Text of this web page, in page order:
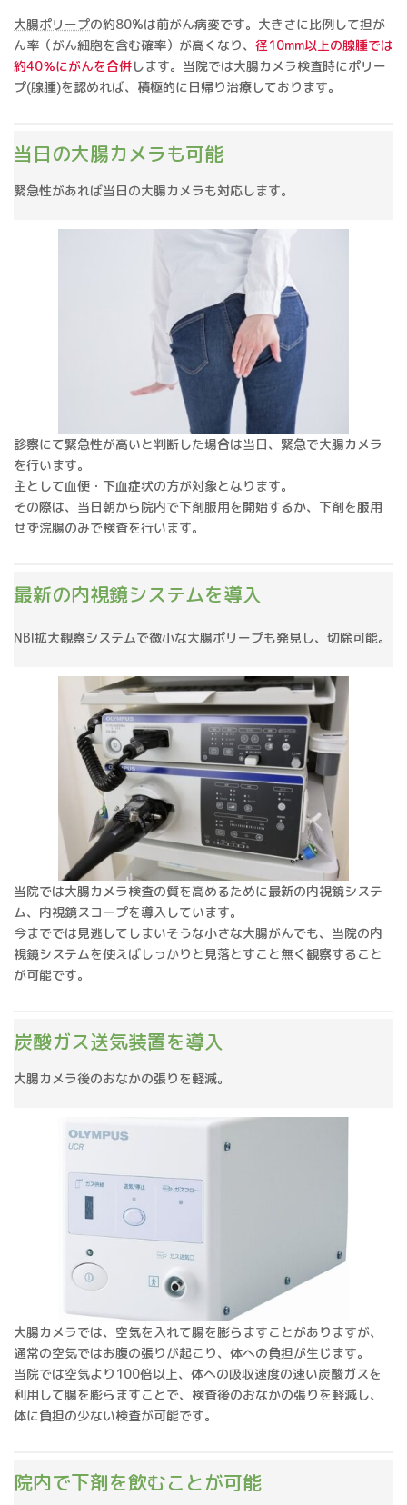
大腸ポリープの約80%は前がん病変です。大きさに比例して担が
ん率（がん細胞を含む確率）が高くなり、 径10mm以上の腺腫では
約40％にがんを合併します。当院では大腸カメラ検査時にポリー
プ(腺腫)を認めれば、積極的に日帰り治療しております。
当日の大腸カメラも可能
緊急性があれば当日の大腸カメラも対応します。
診察にて緊急性が高いと判断した場合は当日、緊急で大腸カメラ
を行います。
主として血便・下血症状の方が対象となります。
その際は、当日朝から院内で下剤服用を開始するか、下剤を服用
せず浣腸のみで検査を行います。
最新の内視鏡システムを導入
NBI拡大観察システムで微小な大腸ポリープも発見し、切除可能。
当院では大腸カメラ検査の質を高めるために最新の内視鏡システ
ム、内視鏡スコープを導入しています。
今まででは見逃してしまいそうな小さな大腸がんでも、当院の内
視鏡システムを使えばしっかりと見落とすこと無く観察すること
が可能です。
炭酸ガス送気装置を導入
大腸カメラ後のおなかの張りを軽減。
大腸カメラでは、空気を入れて腸を膨らますことがありますが、
通常の空気ではお腹の張りが起こり、体への負担が生じます。
当院では空気より100倍以上、体への吸収速度の速い炭酸ガスを
利用して腸を膨らますことで、検査後のおなかの張りを軽減し、
体に負担の少ない検査が可能です。
院内で下剤を飲むことが可能